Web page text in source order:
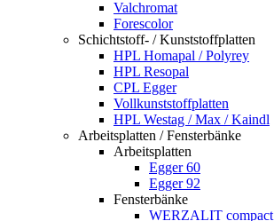
Valchromat
Forescolor
Schichtstoff- / Kunststoffplatten
HPL Homapal / Polyrey
HPL Resopal
CPL Egger
Vollkunststoffplatten
HPL Westag / Max / Kaindl
Arbeitsplatten / Fensterbänke
Arbeitsplatten
Egger 60
Egger 92
Fensterbänke
WERZALIT compact